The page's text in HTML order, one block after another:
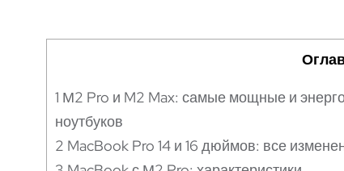
1 М2 Pro и M2 Max: самые мощные и
ноутбуков
2 MacBook Pro 14 и 16 дюймов: все